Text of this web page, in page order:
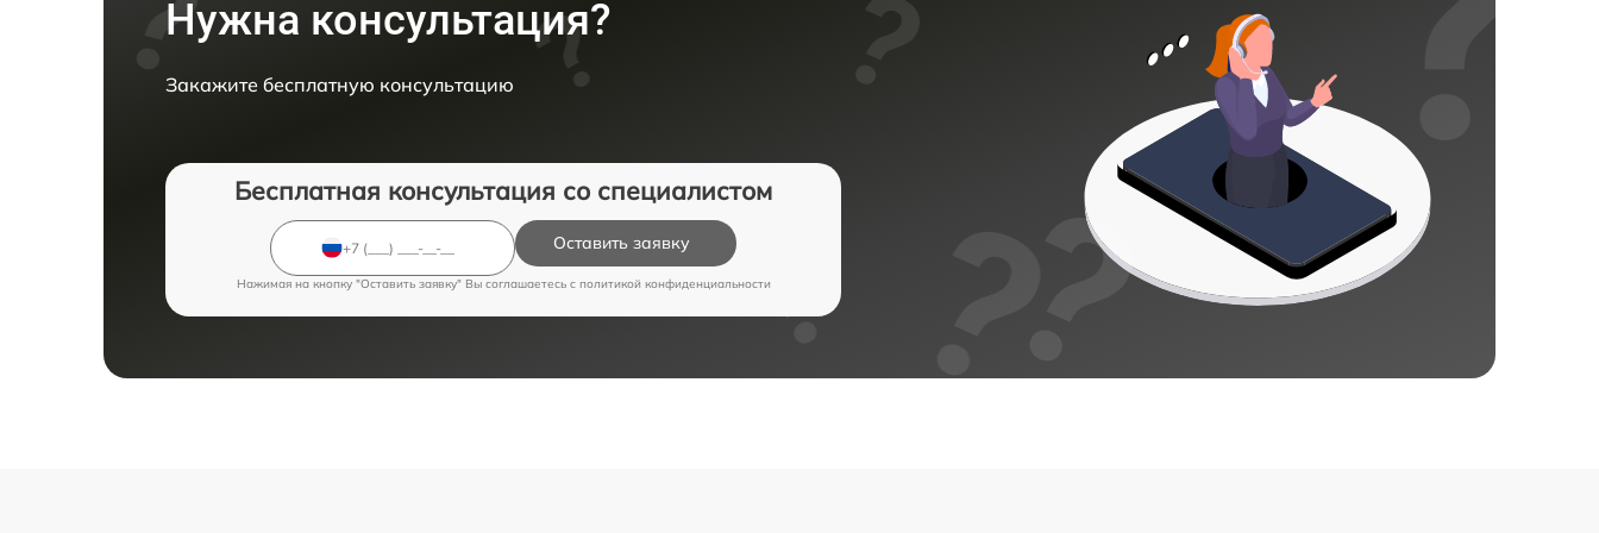
Нужна консультация?
Закажите бесплатную консультацию
Бесплатная консультация со специалистом
Оставить заявку
Нажимая на кнопку "Оставить заявку" Вы соглашаетесь c политикой конфиденциальности